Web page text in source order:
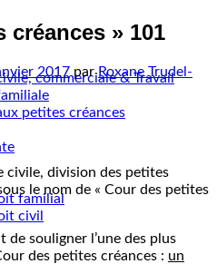
commerciale & Travail
petites créances
familial
civil
créances » 101
2017 par Roxane Trudel-
civile, division des petites
le nom de « Cour des petites
souligner l’une des plus
des petites créances : un